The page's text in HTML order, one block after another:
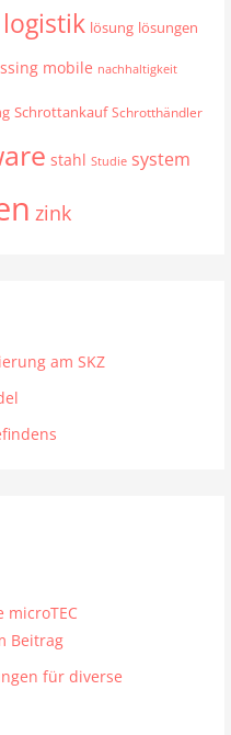
logistik lösung lösungen
mobile nachhaltigkeit
Schrottankauf Schrotthändler
stahl Studie system
zink
am SKZ
microTEC
Beitrag
für diverse